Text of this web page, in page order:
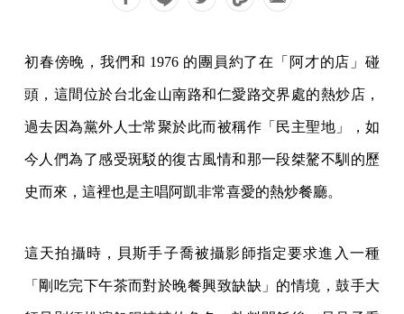
初春傍晚，我們和 1976 的團員約了在「阿才的店」碰
頭，這間位於台北金山南路和仁愛路交界處的熱炒店，
過去因為黨外人士常聚於此而被稱作「民主聖地」，如
今人們為了感受斑駁的復古風情和那一段桀驁不馴的歷
史而來，這裡也是主唱阿凱非常喜愛的熱炒餐廳。
這天拍攝時，貝斯手子喬被攝影師指定要求進入一種
「剛吃完下午茶而對於晚餐興致缺缺」的情境，鼓手大